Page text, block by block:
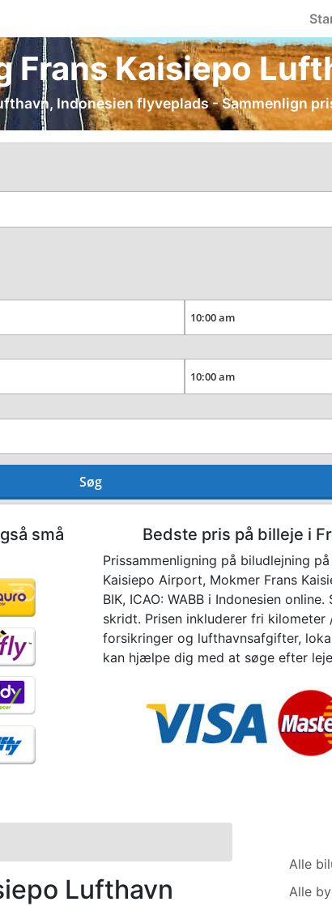
Frans Kaisiepo
Indonesien flyveplads - Sammenlign
Søg
små
Bedste pris på billeje i
Prissammenligning på biludlejning
Kaisiepo Airport, Mokmer Frans
BIK, ICAO: WABB i Indonesien
skridt. Prisen inkluderer fri
forsikringer og lufthavnsafgifter,
kan hjælpe dig med at søge efter
Lufthavn
Alle
Alle